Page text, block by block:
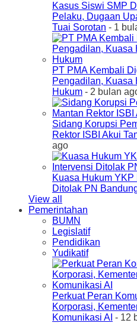
Kasus Siswi SMP
Pelaku, Dugaan
Tuai Sorotan - 1
PT PMA Kembali
Pengadilan, Kuasa
Hukum - 2 bulan
Sidang Korupsi
Rektor ISBI Akui
ago
Kuasa Hukum
Ditolak PN
View all
Pemerintahan
BUMN
Legislatif
Pendidikan
Yudikatif
Perkuat Peran
Korporasi,
Komunikasi AI - 12